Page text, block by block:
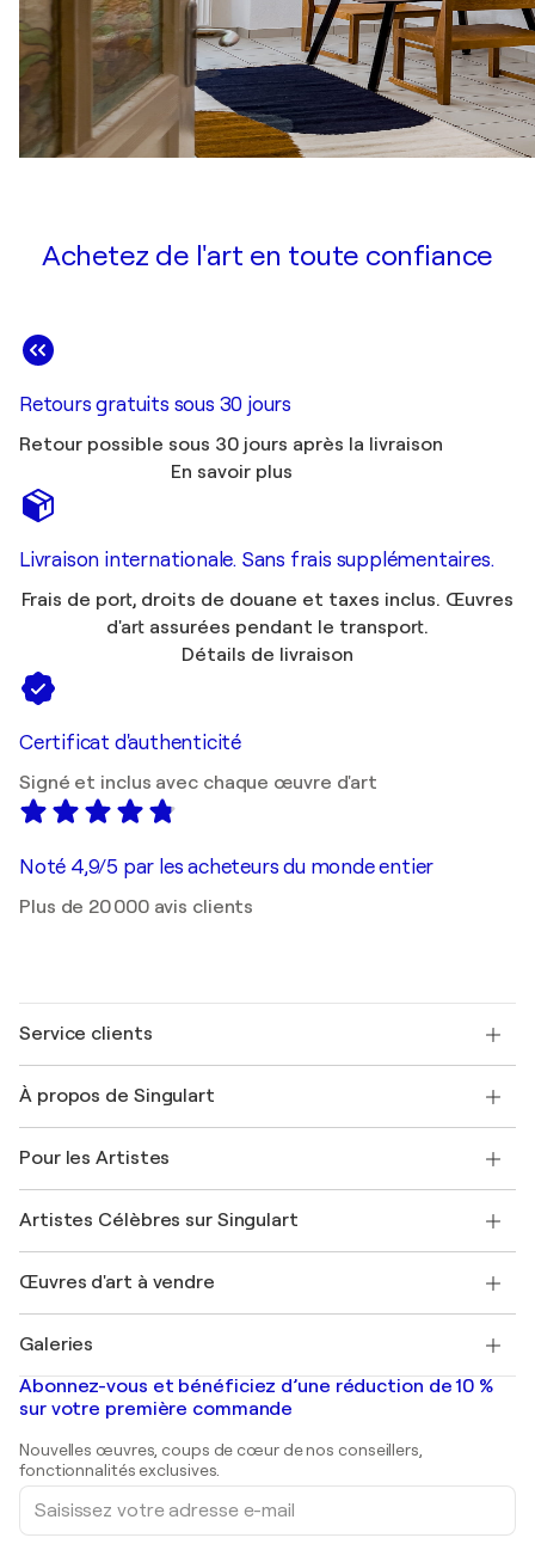
Achetez de l'art en toute confiance
Retours gratuits sous 30 jours
Retour possible sous 30 jours après la livraison
En savoir plus
Livraison internationale. Sans frais supplémentaires.
Frais de port, droits de douane et taxes inclus. Œuvres
d'art assurées pendant le transport.
Détails de livraison
Certificat d'authenticité
Signé et inclus avec chaque œuvre d'art
Noté 4,9/5 par les acheteurs du monde entier
Plus de 20 000 avis clients
Service clients
Expédition
Offrir une carte cadeau
Rejoignez notre programme commercial
Mon compte
+33 1 76 44 06 42
À propos de Singulart
FAQ
Magazine Singulart
Emplois
Découvrez une sélection d'art original
Pour les Artistes
Se connecter en tant qu'Artiste
Artistes Célèbres sur Singulart
Marc Chagall
Banksy
Mr. Brainwash
Shepard Fairey
Œuvres d'art à vendre
Tableaux abstraits à vendre
Peintures de paysage
Estampes
Peintures acryliques
Galeries
Galeries d'art en France
Galeries d'art en Belgique
Abonnez-vous et bénéficiez d’une réduction de 10 %
sur votre première commande
Nouvelles œuvres, coups de cœur de nos conseillers,
fonctionnalités exclusives.
Saisissez
votre
adresse